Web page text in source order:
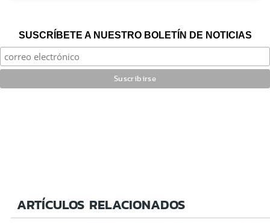
SUSCRÍBETE A NUESTRO BOLETÍN DE NOTICIAS
ARTÍCULOS RELACIONADOS